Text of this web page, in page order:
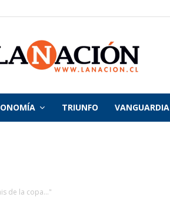
La
TRIUNFO VANGUARDIA
de la copa..."